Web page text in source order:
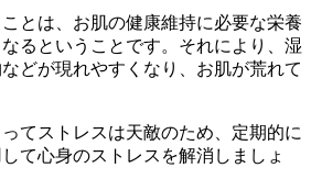
とは、お肌の健康維持に必要な栄養
るということです。それにより、湿
どが現れやすくなり、お肌が荒れて
てストレスは天敵のため、定期的に
て心身のストレスを解消しましょ